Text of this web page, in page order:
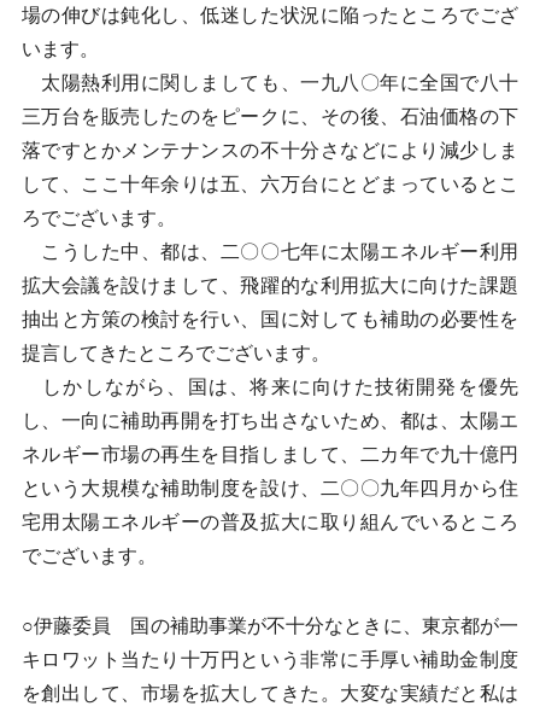
場の伸びは鈍化し、低迷した状況に陥ったところでござ
います。
太陽熱利用に関しましても、一九八〇年に全国で八十
三万台を販売したのをピークに、その後、石油価格の下
落ですとかメンテナンスの不十分さなどにより減少しま
して、ここ十年余りは五、六万台にとどまっているとこ
ろでございます。
こうした中、都は、二〇〇七年に太陽エネルギー利用
拡大会議を設けまして、飛躍的な利用拡大に向けた課題
抽出と方策の検討を行い、国に対しても補助の必要性を
提言してきたところでございます。
しかしながら、国は、将来に向けた技術開発を優先
し、一向に補助再開を打ち出さないため、都は、太陽エ
ネルギー市場の再生を目指しまして、二カ年で九十億円
という大規模な補助制度を設け、二〇〇九年四月から住
宅用太陽エネルギーの普及拡大に取り組んでいるところ
でございます。
○伊藤委員 国の補助事業が不十分なときに、東京都が一
キロワット当たり十万円という非常に手厚い補助金制度
を創出して、市場を拡大してきた。大変な実績だと私は